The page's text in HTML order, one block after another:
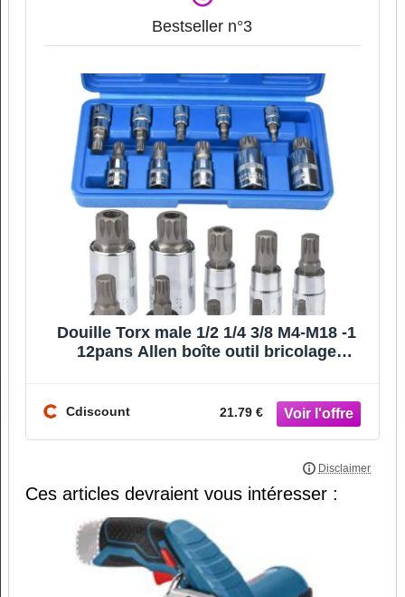
Bestseller n°3
Douille Torx male 1/2 1/4 3/8 M4-M18 -1
12pans Allen boîte outil bricolage
Cdiscount 21.79 €
Ces articles devraient vous intéresser :